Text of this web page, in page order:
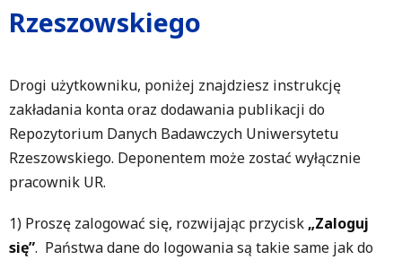
Rzeszowskiego
Drogi użytkowniku, poniżej znajdziesz instrukcję
zakładania konta oraz dodawania publikacji do
Repozytorium Danych Badawczych Uniwersytetu
Rzeszowskiego. Deponentem może zostać wyłącznie
pracownik UR.
1) Proszę zalogować się, rozwijając przycisk „Zaloguj
się”. Państwa dane do logowania są takie same jak do